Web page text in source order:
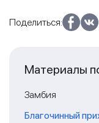
Поделиться:
Материалы
Замбия
Благочинный